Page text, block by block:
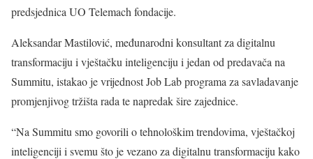
predsjednica UO Telemach fondacije.
Aleksandar Mastilović, međunarodni konsultant za digitalnu
transformaciju i vještačku inteligenciju i jedan od predavača na
Summitu, istakao je vrijednost Job Lab programa za savladavanje
promjenjivog tržišta rada te napredak šire zajednice.
“Na Summitu smo govorili o tehnološkim trendovima, vještačkoj
inteligenciji i svemu što je vezano za digitalnu transformaciju kako